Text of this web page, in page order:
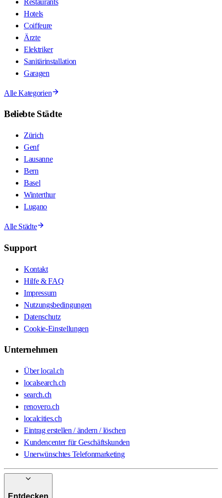
Hotels
Coiffeure
Ärzte
Elektriker
Sanitärinstallation
Garagen
Alle Kategorien
Beliebte Städte
Zürich
Genf
Lausanne
Bern
Basel
Winterthur
Lugano
Alle Städte
Support
Kontakt
Hilfe & FAQ
Impressum
Nutzungsbedingungen
Datenschutz
Cookie-Einstellungen
Unternehmen
Über local.ch
localsearch.ch
search.ch
renovero.ch
localcities.ch
Eintrag erstellen / ändern / löschen
Kundencenter für Geschäftskunden
Unerwünschtes Telefonmarketing
Entdecken